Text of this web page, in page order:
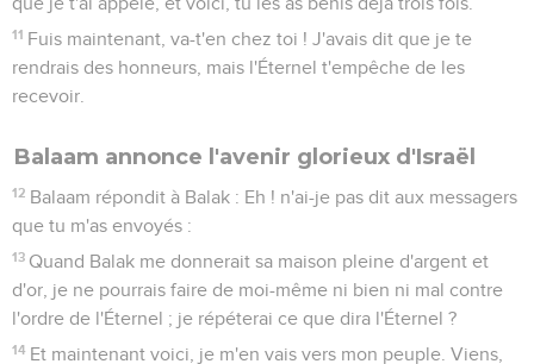
11 Fuis maintenant, va-t'en chez toi ! J'avais dit que je te
rendrais des honneurs, mais l'Éternel t'empêche de les
recevoir.
Balaam annonce l'avenir glorieux d'Israël
12 Balaam répondit à Balak : Eh ! n'ai-je pas dit aux messagers
que tu m'as envoyés :
13 Quand Balak me donnerait sa maison pleine d'argent et
d'or, je ne pourrais faire de moi-même ni bien ni mal contre
l'ordre de l'Éternel ; je répéterai ce que dira l'Éternel ?
14 Et maintenant voici, je m'en vais vers mon peuple. Viens,